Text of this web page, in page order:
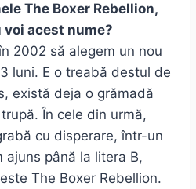
The Boxer Rebellion,
acest nume?
2002 să alegem un nou
luni. E o treabă destul de
există deja o grămadă
În cele din urmă,
cu disperare, într-un
ajuns până la litera B,
The Boxer Rebellion.